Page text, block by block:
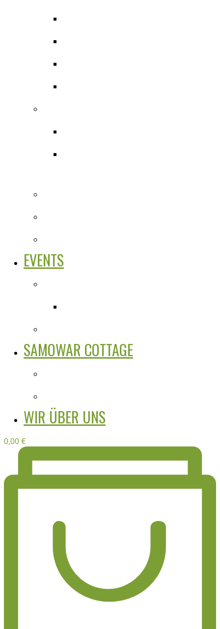
EVENTS
SAMOWAR COTTAGE
WIR ÜBER UNS
0,00 €